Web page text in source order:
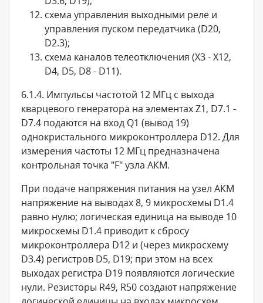
схема управления выходными реле и
управления пуском передатчика (D20,
D2.3);
схема каналов телеотключения (X3 - X12,
D4, D5, D8 - D11).
6.1.4. Импульсы частотой 12 МГц с выхода
кварцевого генератора на элементах Z1, D7.1 -
D7.4 подаются на вход Q1 (вывод 19)
однокристального микроконтроллера D12. Для
измерения частоты 12 МГц предназначена
контрольная точка "F" узла АКМ.
При подаче напряжения питания на узел АКМ
напряжение на выводах 8, 9 микросхемы D1.4
равно нулю; логическая единица на выводе 10
микросхемы D1.4 приводит к сбросу
микроконтроллера D12 и (через микросхему
D3.4) регистров D5, D19; при этом на всех
выходах регистра D19 появляются логические
нули. Резисторы R49, R50 создают напряжение